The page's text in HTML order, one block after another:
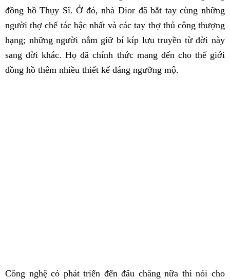
đồng hồ Thụy Sĩ. Ở đó, nhà Dior đã bắt tay cùng những
người thợ chế tác bậc nhất và các tay thợ thủ công thượng
hạng; những người nắm giữ bí kíp lưu truyền từ đời này
sang đời khác. Họ đã chính thức mang đến cho thế giới
đồng hồ thêm nhiều thiết kế đáng ngưỡng mộ.
Công nghệ có phát triển đến đâu chăng nữa thì nói cho